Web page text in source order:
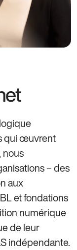
qui œuvrent
nous
– des
aux
et fondations
numérique
de leur
indépendante.